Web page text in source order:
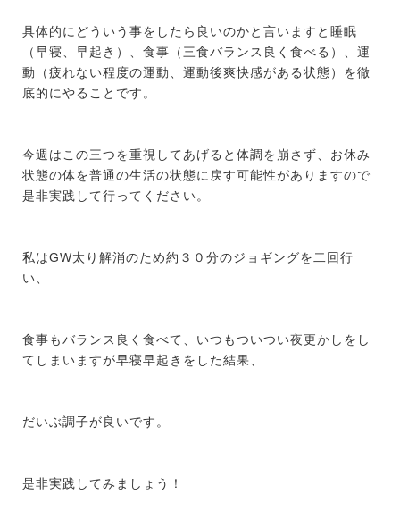
具体的にどういう事をしたら良いのかと言いますと睡眠
（早寝、早起き）、食事（三食バランス良く食べる）、運
動（疲れない程度の運動、運動後爽快感がある状態）を徹
底的にやることです。
今週はこの三つを重視してあげると体調を崩さず、お休み
状態の体を普通の生活の状態に戻す可能性がありますので
是非実践して行ってください。
私はGW太り解消のため約３０分のジョギングを二回行
い、
食事もバランス良く食べて、いつもついつい夜更かしをし
てしまいますが早寝早起きをした結果、
だいぶ調子が良いです。
是非実践してみましょう！